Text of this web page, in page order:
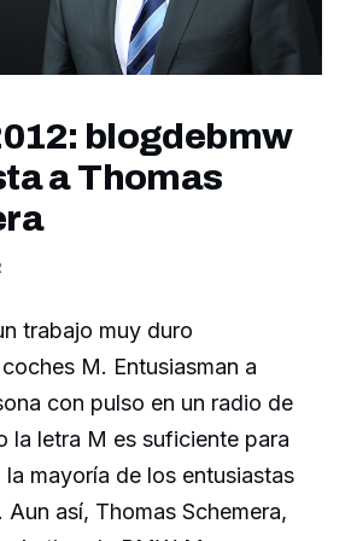
blogdebmw
a Thomas
trabajo muy duro
M. Entusiasman a
con pulso en un radio de
la letra M es suficiente para
la mayoría de los entusiastas
así, Thomas Schemera,